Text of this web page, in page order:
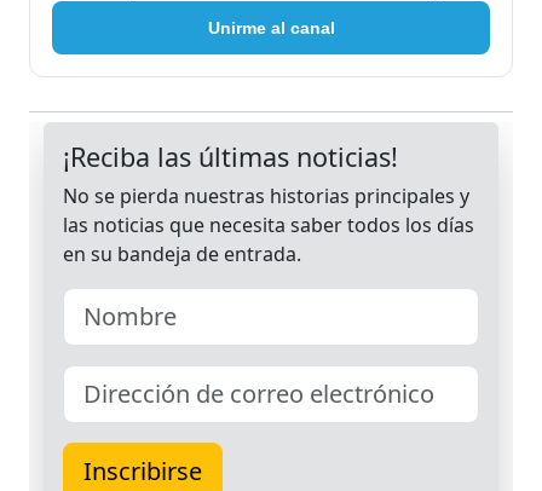
Unirme al canal